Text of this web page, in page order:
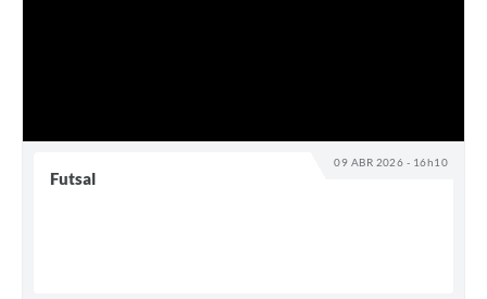
09 ABR 2026 - 16h10
Futsal